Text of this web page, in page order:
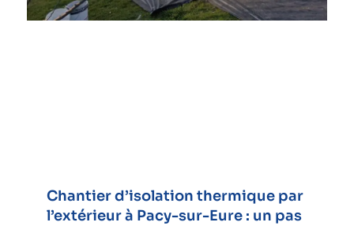
Chantier d’isolation thermique par
l’extérieur à Pacy-sur-Eure : un pas